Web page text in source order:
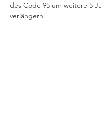
des Code 95 um weitere 5
verlängern.